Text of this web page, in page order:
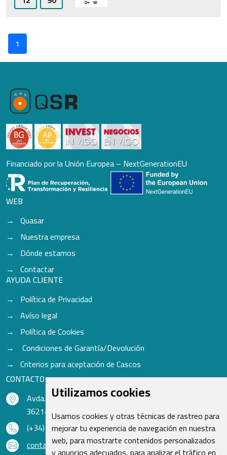
Utilizamos cookies
Usamos cookies y otras técnicas de rastreo para
mejorar tu experiencia de navegación en nuestra
web, para mostrarte contenidos personalizados
1
Financiado por la Unión Europea – NextGenerationEU
WEB
Quasar
Nuestra empresa
Dónde estamos
Contactar
AYUDA CLIENTE
Política de Privacidad
Avíso legal
Política de Cookies
Condiciones de Garantía/Devolución
Criterios para aceptación de Cascos
CONTACTO
Avda. do Freixo - Sardoma, 13
36214 Vigo - Pontevedra - España
(+34) 986 48 16 33
contacto@qsr.es